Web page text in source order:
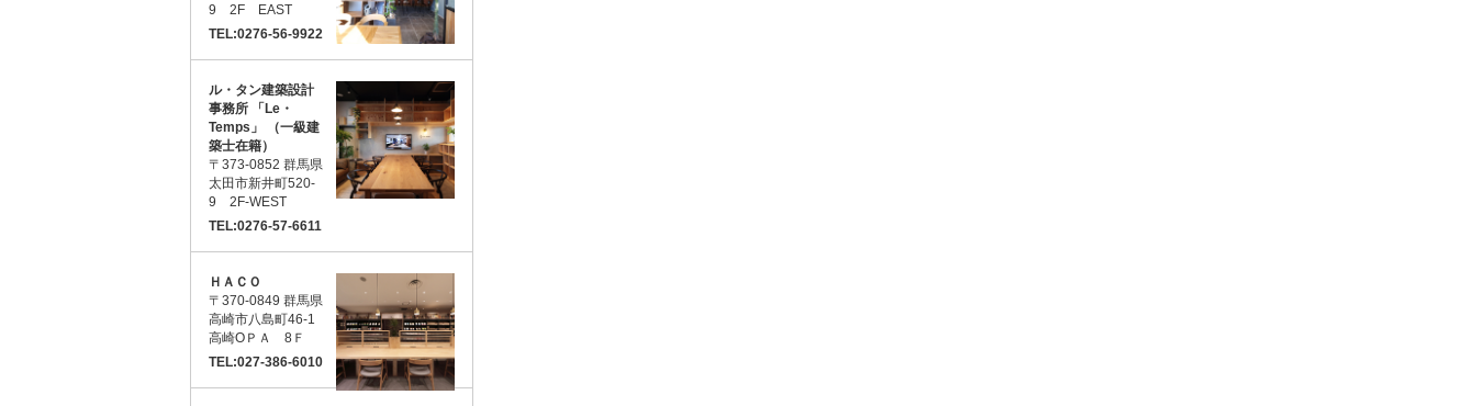
9 2F EAST
TEL:0276-56-9922
ル・タン建築設計
事務所 「Le・
Temps」 （一級建
築士在籍）
〒373-0852 群馬県
太田市新井町520-
9 2F-WEST
TEL:0276-57-6611
ＨＡＣＯ
〒370-0849 群馬県
高崎市八島町46-1
高崎ОＰＡ 8Ｆ
TEL:027-386-6010